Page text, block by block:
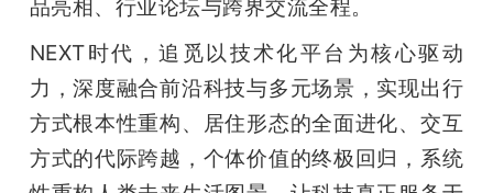
品亮相、行业论坛与跨界交流全程。
NEXT时代，追觅以技术化平台为核心驱动
力，深度融合前沿科技与多元场景，实现出行
方式根本性重构、居住形态的全面进化、交互
方式的代际跨越，个体价值的终极回归，系统